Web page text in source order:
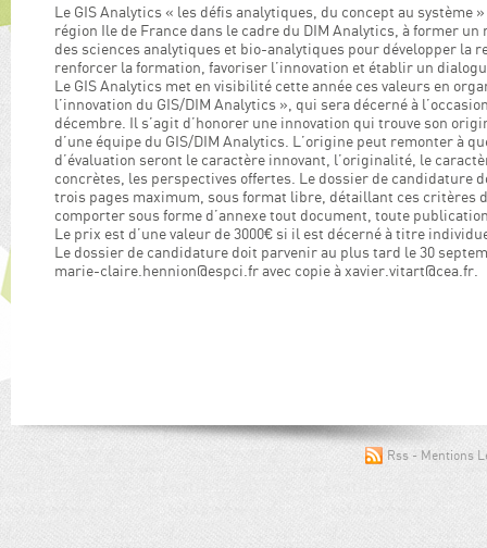
Le GIS Analytics « les défis analytiques, du concept au système
région Ile de France dans le cadre du DIM Analytics, à former
des sciences analytiques et bio-analytiques pour développer la
renforcer la formation, favoriser l’innovation et établir un
Le GIS Analytics met en visibilité cette année ces valeurs en
l’innovation du GIS/DIM Analytics », qui sera décerné à
décembre. Il s’agit d’honorer une innovation qui trouve son
d’une équipe du GIS/DIM Analytics. L’origine peut remonter à
d’évaluation seront le caractère innovant, l’originalité, le
concrètes, les perspectives offertes. Le dossier de candidature
trois pages maximum, sous format libre, détaillant ces critères
comporter sous forme d’annexe tout document, toute
Le prix est d’une valeur de 3000€ si il est décerné à titre
Le dossier de candidature doit parvenir au plus tard le 30
marie-claire.hennion@espci.fr avec copie à xavier.vitart@cea.fr.
Rss Mentions